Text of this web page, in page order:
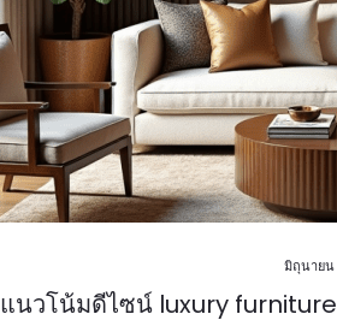
มิถุนายน
แนวโน้มดีไซน์ luxury